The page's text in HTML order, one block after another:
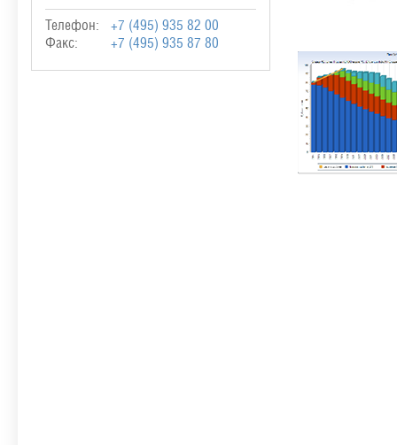
Телефон:
+7 (495) 935 82 00
Факс:
+7 (495) 935 87 80